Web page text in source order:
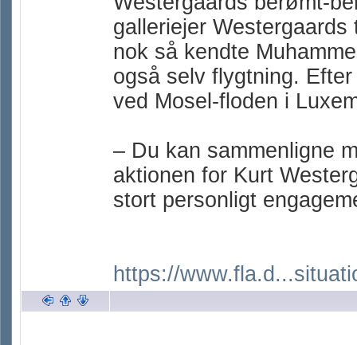
galleriejer
nok så kendte
også selv flygtning.
ved Mosel-floden i
– Du kan sammenligne
aktionen for Kurt
stort personligt
https://